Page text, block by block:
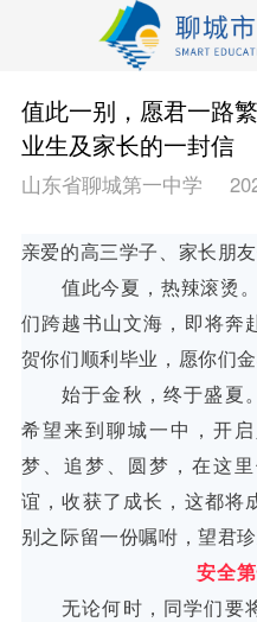
值此一别，愿君一路
业生及家长的一封信
山东省聊城第一中学
亲爱的高三学子、家长朋友
值此今夏，热辣滚烫
们跨越书山文海，即将奔
贺你们顺利毕业，愿你们
始于金秋，终于盛夏
希望来到聊城一中，开
梦、追梦、圆梦，在这
谊，收获了成长，这都将
别之际留一份嘱咐，望君
安全
无论何时，同学们要